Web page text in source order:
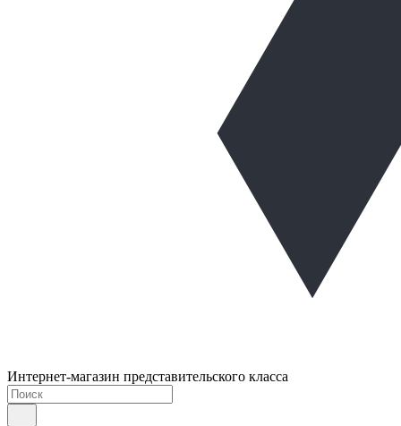
Интернет-магазин представительского класса